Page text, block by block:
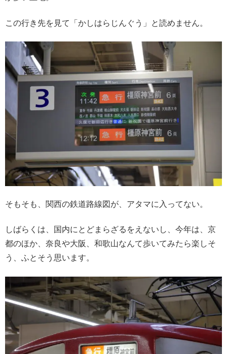
この行き先を見て「かしはらじんぐう」と読めません。
そもそも、関西の鉄道路線図が、アタマに入ってない。
しばらくは、国内にとどまらざるをえないし、今年は、京
都のほか、奈良や大阪、和歌山なんて歩いてみたら楽しそ
う、ふとそう思います。